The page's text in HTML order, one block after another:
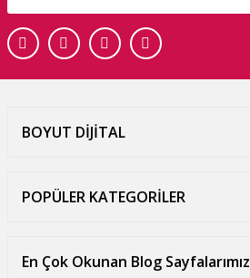
BOYUT DİJİTAL
POPÜLER KATEGORİLER
En Çok Okunan Blog Sayfalarımız